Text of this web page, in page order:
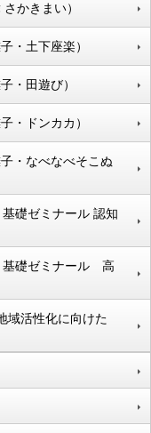
かきまい）
・土下座楽）
・田遊び）
・ドンカカ）
・なべなべそこぬ
礎ゼミナール 認知
基礎ゼミナール 高
域活性化に向けた